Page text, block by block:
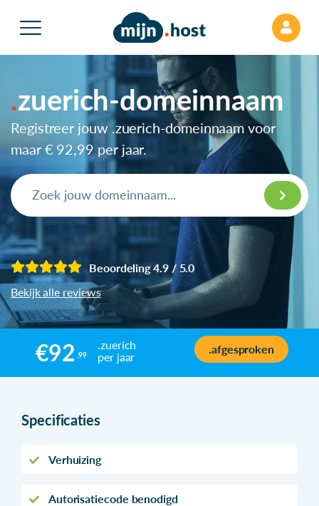
zuerich-domeinnaam
Registreer jouw .zuerich-domeinnaam voor
maar € 92,99 per jaar.
Beoordeling 4.9 / 5.0
Bekijk alle reviews
€92 ,99
.zuerich
per jaar
.afgesproken
Specificaties
Verhuizing
Autorisatiecode benodigd